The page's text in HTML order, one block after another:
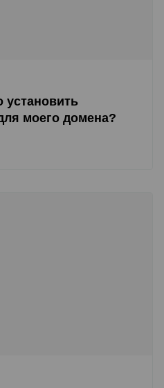
установить
моего домена?